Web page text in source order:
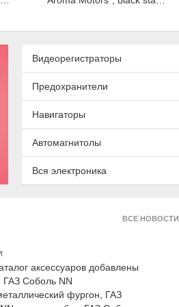
Suprotec 122882
дизельному топливу
Видеорегистраторы
Предохранители
Навигаторы
Автомагнитолы
Вся электроника
ВСЕ НОВОСТИ
аксессуаров добавлены
ГАЗ Соболь NN
фургон, ГАЗ